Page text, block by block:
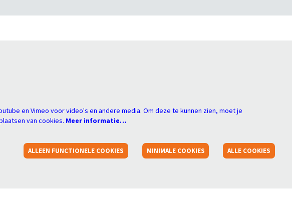
en Vimeo voor video's en andere media. Om deze te kunnen zien, moet je
van cookies. Meer informatie…
ALLEEN FUNCTIONELE COOKIES MINIMALE COOKIES ALLE COOKIES